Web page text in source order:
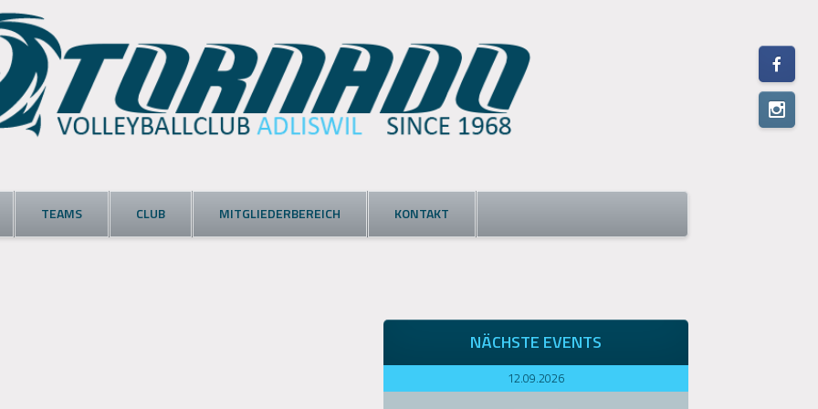
TEAMS CLUB MITGLIEDERBEREICH KONTAKT
NÄCHSTE EVENTS
12.09.2026